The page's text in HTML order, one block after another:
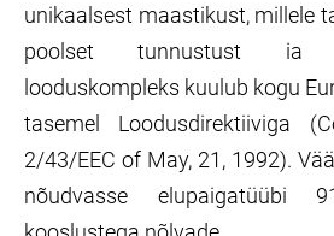
unikaalsest maastikust, millele
poolset tunnustust ia
looduskompleks kuulub kogu
tasemel Loodusdirektiiviga
2/43/EEC of May, 21, 1992).
nõudvasse elupaigatüübi